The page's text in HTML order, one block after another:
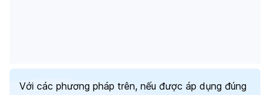
Với các phương pháp trên, nếu được áp dụng đúng